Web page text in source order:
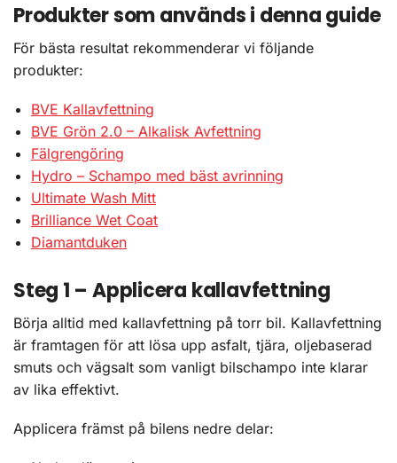
Produkter som används i denna guide
För bästa resultat rekommenderar vi följande
produkter:
BVE Kallavfettning
BVE Grön 2.0 – Alkalisk Avfettning
Fälgrengöring
Hydro – Schampo med bäst avrinning
Ultimate Wash Mitt
Brilliance Wet Coat
Diamantduken
Steg 1 – Applicera kallavfettning
Börja alltid med kallavfettning på torr bil. Kallavfettning
är framtagen för att lösa upp asfalt, tjära, oljebaserad
smuts och vägsalt som vanligt bilschampo inte klarar
av lika effektivt.
Applicera främst på bilens nedre delar: